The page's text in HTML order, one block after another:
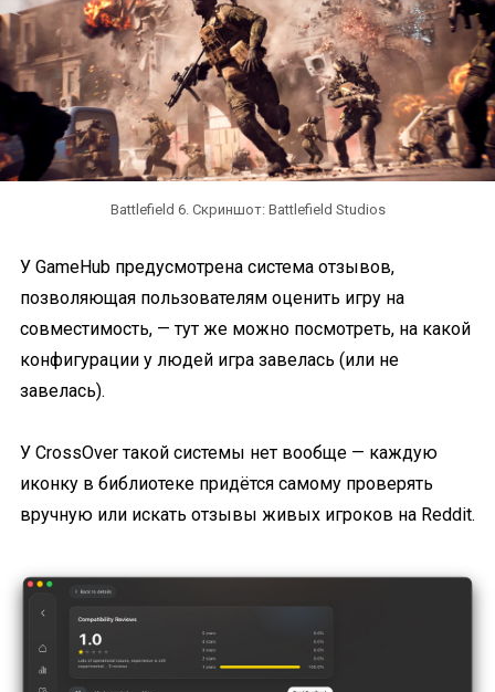
Battlefield 6. Скриншот: Battlefield Studios
У GameHub предусмотрена система отзывов,
позволяющая пользователям оценить игру на
совместимость, — тут же можно посмотреть, на какой
конфигурации у людей игра завелась (или не
завелась).
У CrossOver такой системы нет вообще — каждую
иконку в библиотеке придётся самому проверять
вручную или искать отзывы живых игроков на Reddit.